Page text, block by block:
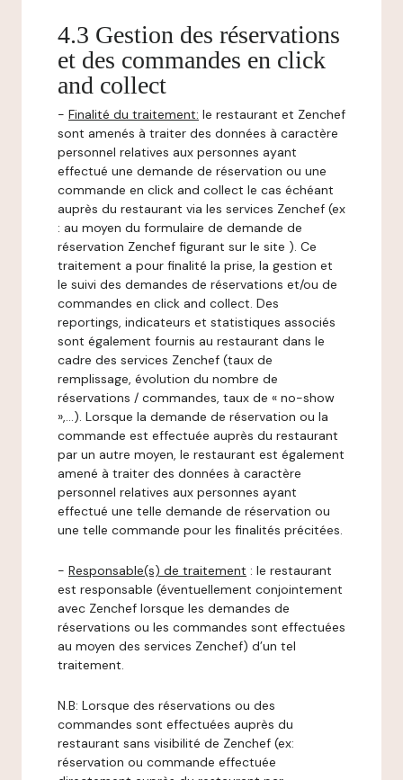
4.3 Gestion des réservations
et des commandes en click
and collect
- Finalité du traitement: le restaurant et Zenchef
sont amenés à traiter des données à caractère
personnel relatives aux personnes ayant
effectué une demande de réservation ou une
commande en click and collect le cas échéant
auprès du restaurant via les services Zenchef (ex
: au moyen du formulaire de demande de
réservation Zenchef figurant sur le site ). Ce
traitement a pour finalité la prise, la gestion et
le suivi des demandes de réservations et/ou de
commandes en click and collect. Des
reportings, indicateurs et statistiques associés
sont également fournis au restaurant dans le
cadre des services Zenchef (taux de
remplissage, évolution du nombre de
réservations / commandes, taux de « no-show
»,…). Lorsque la demande de réservation ou la
commande est effectuée auprès du restaurant
par un autre moyen, le restaurant est également
amené à traiter des données à caractère
personnel relatives aux personnes ayant
effectué une telle demande de réservation ou
une telle commande pour les finalités précitées.
- Responsable(s) de traitement : le restaurant
est responsable (éventuellement conjointement
avec Zenchef lorsque les demandes de
réservations ou les commandes sont effectuées
au moyen des services Zenchef) d’un tel
traitement.
N.B: Lorsque des réservations ou des
commandes sont effectuées auprès du
restaurant sans visibilité de Zenchef (ex:
réservation ou commande effectuée